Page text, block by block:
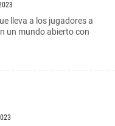
lleva a los jugadores a
un mundo abierto con